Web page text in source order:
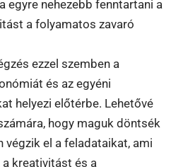
egyre nehezebb fenntartani a
a folyamatos zavaró
ezzel szemben a
és az egyéni
helyezi előtérbe. Lehetővé
hogy maguk döntsék
végzik el a feladataikat, ami
kreativitást és a